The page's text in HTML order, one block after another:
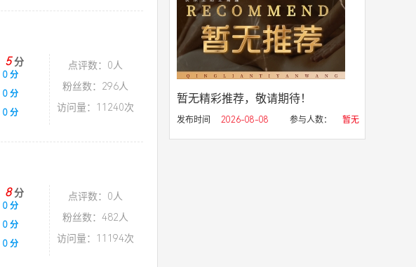
5分
0 分
0 分
0 分
点评数：0人
粉丝数：296人
访问量：11240次
8分
0 分
0 分
0 分
点评数：0人
粉丝数：482人
访问量：11194次
暂无精彩推荐，敬请期待！
发布时间 2026-08-08 参与人数： 暂无